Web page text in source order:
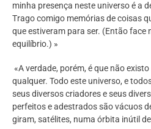
minha presença neste universo é a
Trago comigo memórias de coisas
que estiveram para ser. (Então face
equilíbrio.) »
«A verdade, porém, é que não
qualquer. Todo este universo, e
seus diversos criadores e seus
perfeitos e adestrados são vácuos
giram, satélites, numa órbita inútil